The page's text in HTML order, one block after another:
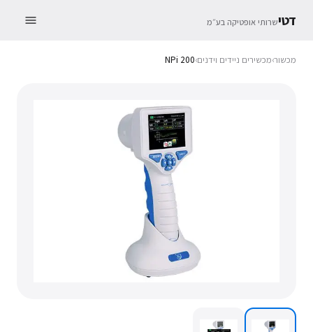
דטישרותי אופטיקה בע״מ
מכשור›מכשירים ניידים וידנים›
NPi 200